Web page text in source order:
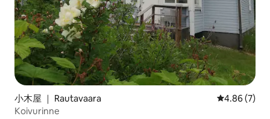
小木屋 ｜ Rautavaara 平均评分
4.86 (7)
Koivurinne